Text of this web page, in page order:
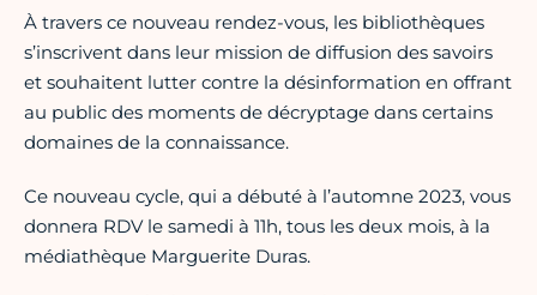
À travers ce nouveau rendez-vous, les bibliothèques
s’inscrivent dans leur mission de diffusion des savoirs
et souhaitent lutter contre la désinformation en offrant
au public des moments de décryptage dans certains
domaines de la connaissance.
Ce nouveau cycle, qui a débuté à l’automne 2023, vous
donnera RDV le samedi à 11h, tous les deux mois, à la
médiathèque Marguerite Duras.